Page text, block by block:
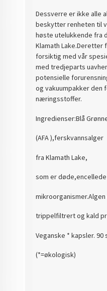
Dessverre er ikke alle
beskytter renheten til
høste utelukkende fra
Klamath
forsiktig med vår
med tredjeparts
potensielle
og vakuumpakker den
næringsstoffer.
Ingredienser:Blå
(AFA ),ferskvannsalger
fra Klamath Lake,
som er døde,encellede
trippelfiltrert og kald
Veganske * kapsler. 90
(*=økologisk)